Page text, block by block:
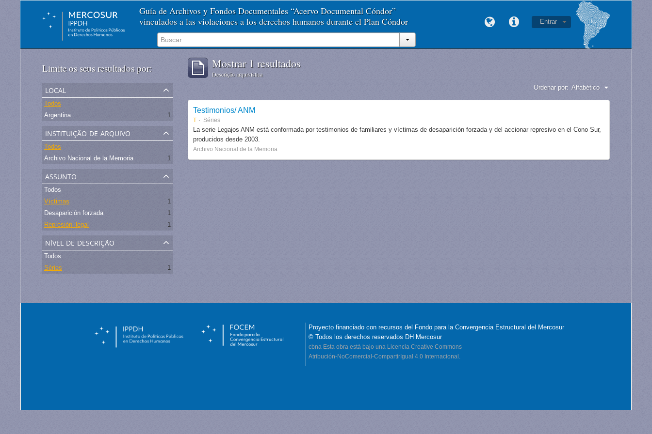
Guía de Archivos y Fondos Documentales “Acervo Documental Cóndor”
vinculados a las violaciones a los derechos humanos durante el Plan Cóndor
Entrar
Limite os seus resultados por:
local
Todos
Argentina
1
instituição de arquivo
Todos
Archivo Nacional de la Memoria
1
assunto
Todos
Víctimas
1
Desaparición forzada
1
Represión ilegal
1
nível de descrição
Todos
Séries
1
Mostrar 1 resultados
Descrição arquivística
Ordenar por: Alfabético
Testimonios/ ANM
T Séries
La serie Legajos ANM está conformada por testimonios de familiares y víctimas de desaparición forzada y del accionar represivo en el Cono Sur,
producidos desde 2003.
Archivo Nacional de la Memoria
Proyecto financiado con recursos del Fondo para la Convergencia Estructural del Mercosur
© Todos los derechos reservados DH Mercosur
cbna Esta obra está bajo una Licencia Creative Commons
Atribución-NoComercial-CompartirIgual 4.0 Internacional.